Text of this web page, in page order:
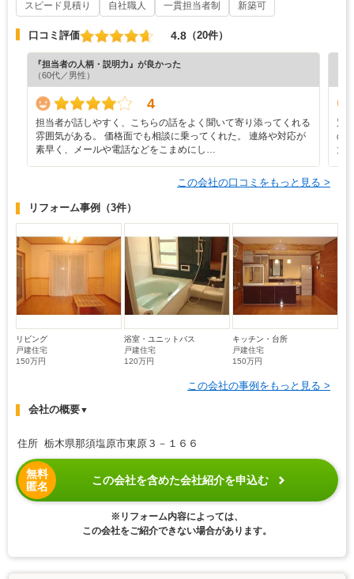
スピード見積り
自社職人 一貫担当者制 新築可
口コミ評価 4.8 （20件）
『担当者の人柄・説明力』が良かった
（60代／男性）
4
担当者が話しやすく、こちらの話をよく聞いて寄り添ってくれる
雰囲気がある。 価格面でも相談に乗ってくれた。 連絡や対応が
素早く、メールや電話などをこまめにし…
別
の
大
この会社の口コミをもっと見る >
リフォーム事例 （3件）
リビング
戸建住宅
150万円
浴室・ユニットバス
戸建住宅
120万円
キッチン・台所
戸建住宅
150万円
この会社の事例をもっと見る >
会社の概要▼
住所 栃木県那須塩原市東原３－１６６
無料
匿名
この会社を含めた会社紹介を申込む
※リフォーム内容によっては、
この会社をご紹介できない場合があります。